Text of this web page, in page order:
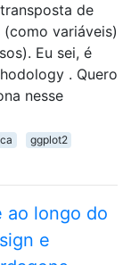
de
variáveis)
Eu sei, é
. Quero
nesse
ggplot2
ao longo do
e